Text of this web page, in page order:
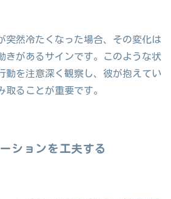
突然冷たくなった場合、その変化は
きがあるサインです。このような状
動を注意深く観察し、彼が抱えてい
取ることが重要です。
ションを工夫する